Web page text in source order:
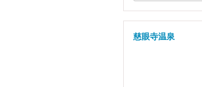
慈眼寺温泉